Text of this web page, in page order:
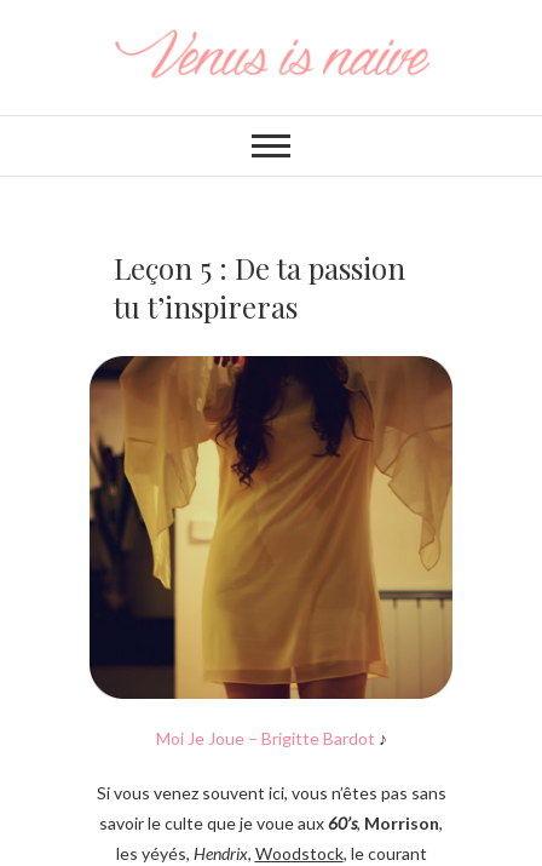
Leçon 5 : De ta passion
tu t’inspireras
Moi Je Joue – Brigitte Bardot ♪
Si vous venez souvent ici, vous n’êtes pas sans
savoir le culte que je voue aux60’s, Morrison,
les yéyés, Hendrix, Woodstock, le courant